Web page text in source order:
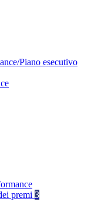
Piano esecutivo
premi 3